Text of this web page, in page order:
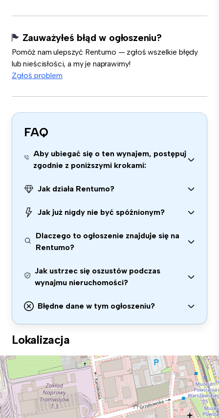
Zauważyłeś błąd w ogłoszeniu?
Pomóż nam ulepszyć Rentumo — zgłoś wszelkie błędy
lub nieścisłości, a my je naprawimy!
Zgłoś problem
FAQ
Aby ubiegać się o ten wynajem, postępuj
zgodnie z poniższymi krokami:
Jak działa Rentumo?
Jak już nigdy nie być spóźnionym?
Dlaczego to ogłoszenie znajduje się na
Rentumo?
Jak ustrzec się oszustów podczas
wynajmu nieruchomości?
Błędne dane w tym ogłoszeniu?
Lokalizacja